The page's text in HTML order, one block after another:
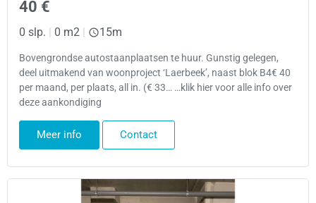
40 €
0 slp. | 0 m2 | 15m
Bovengrondse autostaanplaatsen te huur. Gunstig gelegen,
deel uitmakend van woonproject ‘Laerbeek’, naast blok B4€ 40
per maand, per plaats, all in. (€ 33… …klik hier voor alle info over
deze aankondiging
Meer info Contact